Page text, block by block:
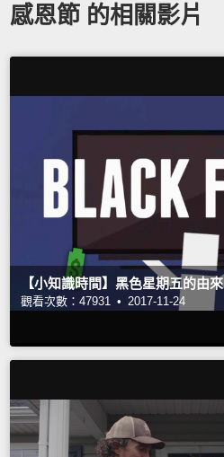
感恩節 的相關影片
【小知識時間】黑色星期五的由來
觀看次數：47931 • 2017-11-24